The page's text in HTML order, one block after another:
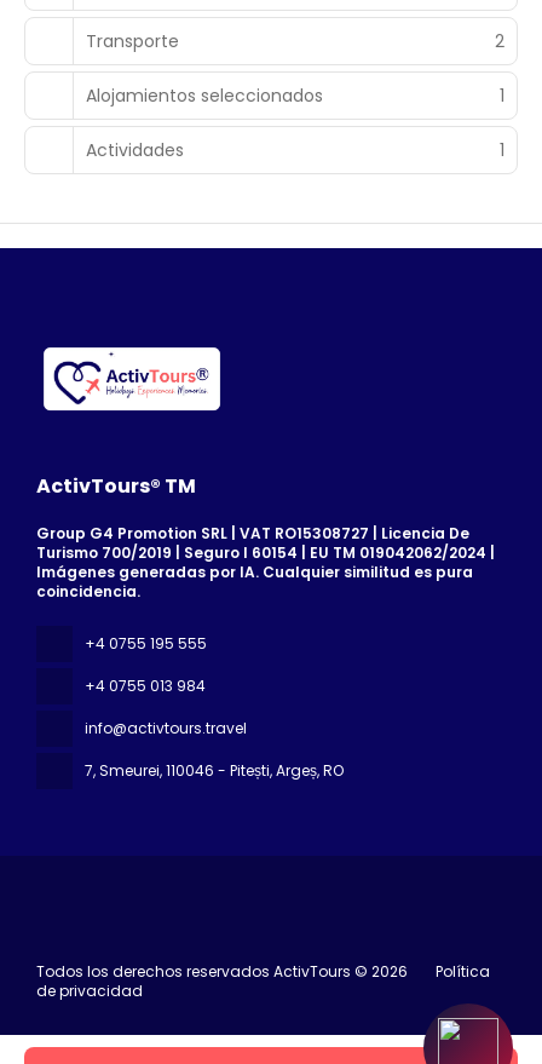
Transporte 2
Alojamientos seleccionados 1
Actividades 1
ActivTours® TM
Group G4 Promotion SRL | VAT RO15308727 | Licencia De
Turismo 700/2019 | Seguro I 60154 | EU TM 019042062/2024 |
Imágenes generadas por IA. Cualquier similitud es pura
coincidencia.
+4 0755 195 555
+4 0755 013 984
info@activtours.travel
7, Smeurei, 110046 - Pitești, Argeș, RO
Todos los derechos reservados ActivTours © 2026
Política
de privacidad